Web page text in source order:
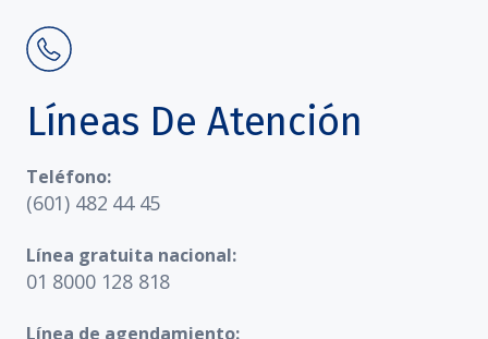
Líneas De Atención
Teléfono:
(601) 482 44 45
Línea gratuita nacional:
01 8000 128 818
Línea de agendamiento: